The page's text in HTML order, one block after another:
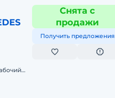
Снята с
продажи
Получить предложения